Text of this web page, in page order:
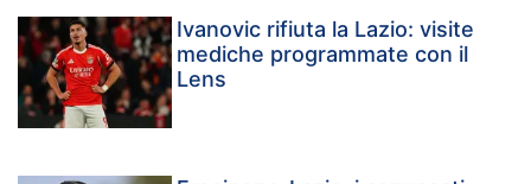
Ivanovic rifiuta la Lazio: visite
mediche programmate con il
Lens